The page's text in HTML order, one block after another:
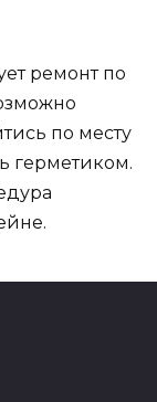
ремонт по
по месту
герметиком.